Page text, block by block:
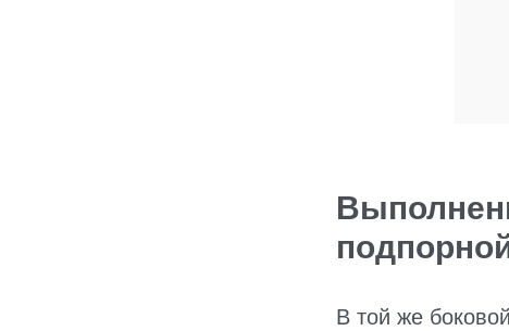
В той же